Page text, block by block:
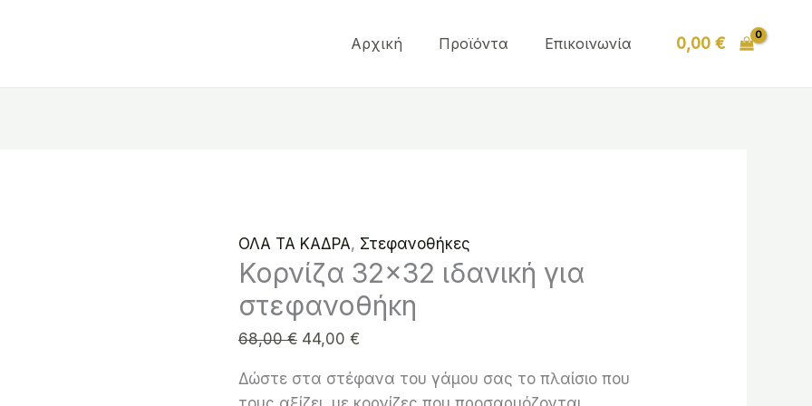
Αρχική Προϊόντα Επικοινωνία 0,00 €
ΟΛΑ ΤΑ ΚΑΔΡΑ, Στεφανοθήκες
Κορνίζα 32×32 ιδανική για
στεφανοθήκη
68,00€ 44,00 €
τρέχουσα
Δώστε στα στέφανα του γάμου σας το πλαίσιο που